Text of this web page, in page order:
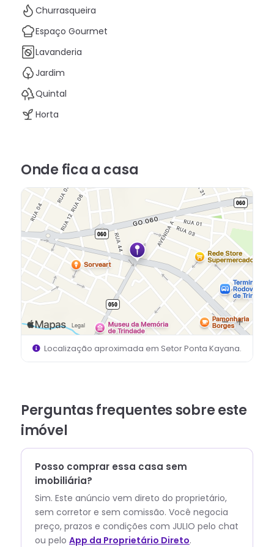
Churrasqueira
Espaço Gourmet
Lavanderia
Jardim
Quintal
Horta
Onde fica a casa
Localização aproximada em Setor Ponta Kayana.
Perguntas frequentes sobre este
imóvel
Posso comprar essa casa sem
imobiliária?
Sim. Este anúncio vem direto do proprietário,
sem corretor e sem comissão. Você negocia
preço, prazos e condições com JULIO pelo chat
ou pelo App da Proprietário Direto.